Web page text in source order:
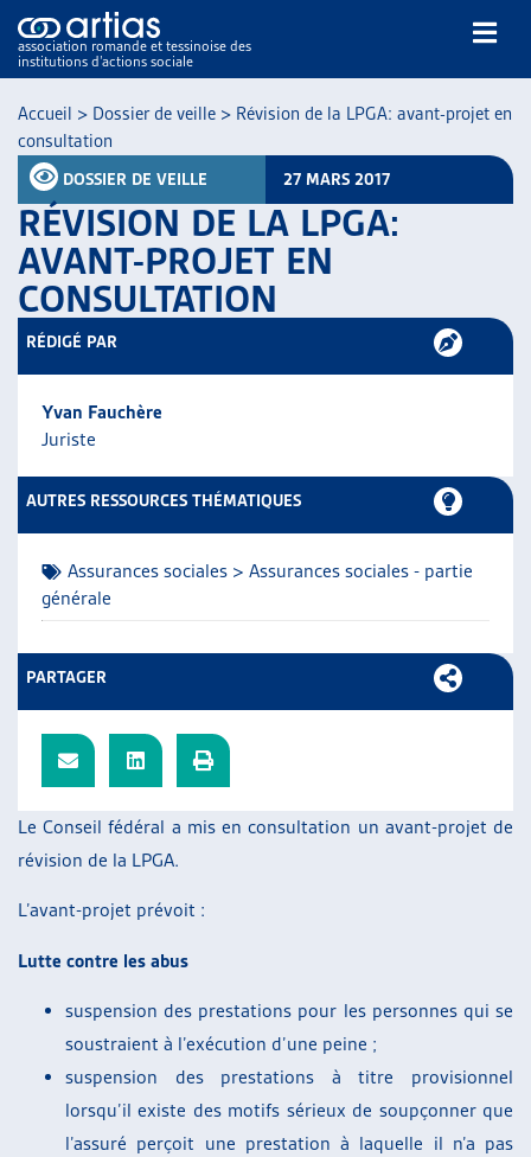
association romande et tessinoise des
institutions d’actions sociale
NOS PUBLICATIONS
ARTICLES
RESSOURCES
THÉMATIQUES
GUIDE SOCIAL ROMAND
L’ASSOCIATION
PROJETS ET ACTIVITÉS
Accueil > Dossier de veille > Révision de la LPGA: avant-projet en
consultation
DOSSIER DE VEILLE 27 MARS 2017
RÉVISION DE LA LPGA:
AVANT-PROJET EN
CONSULTATION
Le Conseil fédéral a mis en consultation un avant-projet de
révision de la LPGA.
L’avant-projet prévoit :
Lutte contre les abus
suspension des prestations pour les personnes qui se
soustraient à l’exécution d’une peine ;
suspension des prestations à titre provisionnel
lorsqu’il existe des motifs sérieux de soupçonner que
l’assuré perçoit une prestation à laquelle il n’a pas
RÉDIGÉ PAR
Yvan Fauchère
Juriste
AUTRES RESSOURCES THÉMATIQUES
Assurances sociales > Assurances sociales - partie
générale
PARTAGER